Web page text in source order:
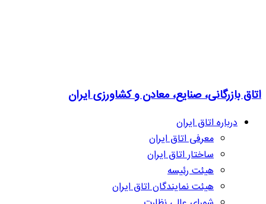
اتاق بازرگانی، صنایع، معادن و کشاورزی ایران
درباره اتاق ایران
معرفی اتاق ایران
ساختار اتاق ایران
هیئت رئیسه
هیئت نمایندگان اتاق ایران